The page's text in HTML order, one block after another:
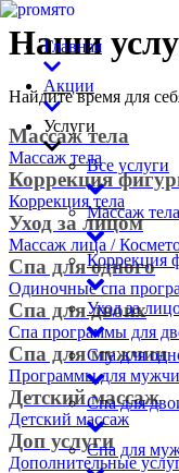
Главная
Акции
Услуги
Все услуги
Массаж тела
Коррекция
Уход за
Спа для
Спа для
Спа для
Наши
Найдите время для
Массаж тела
Массаж тела
Коррекция
Коррекция тела
Уход за лицом
Массаж лица /
Спа для одного
Одиночные спа
Спа для двоих
Спа программы для
Спа для мужчин
Программы для
Детский массаж
Детский массаж
Доп услуги
Дополнительные